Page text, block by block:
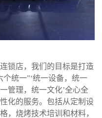
锁店，我们的目标是打造
统一”‘统一设备，统一
管理，统一文化’全心全
化的服务。包括从定制设
，烧烤技术培训和材料，